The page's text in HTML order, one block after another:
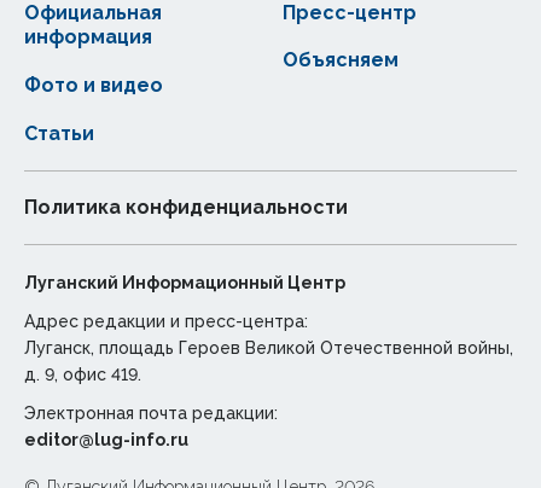
Статьи
Официальная
информация
Фото и видео
Пресс-центр
Объясняем
Политика конфиденциальности
Луганский Информационный Центр
Адрес редакции и пресс-центра:
Луганск, площадь Героев Великой Отечественной войны,
д. 9, офис 419.
Электронная почта редакции:
editor@lug-info.ru